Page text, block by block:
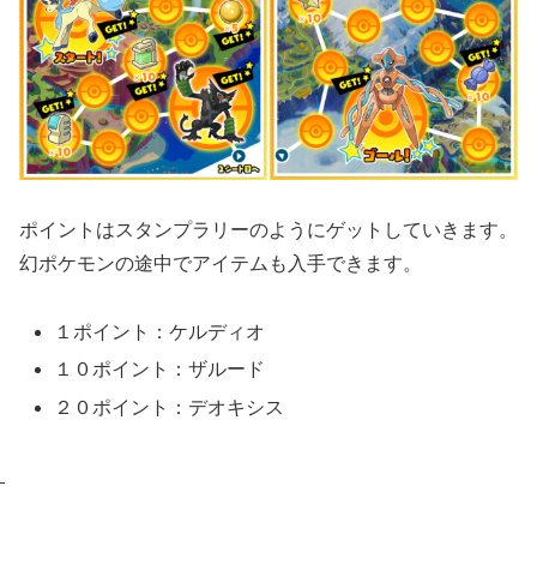
ポイントはスタンプラリーのようにゲットしていきます。
幻ポケモンの途中でアイテムも入手できます。
１ポイント：ケルディオ
１０ポイント：ザルード
２０ポイント：デオキシス